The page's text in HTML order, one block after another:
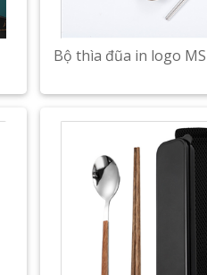
Bộ thìa đũa in logo